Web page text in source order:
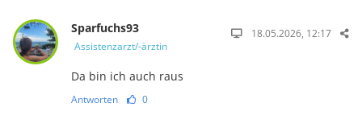
Sparfuchs93
Assistenzarzt/-ärztin
18.05.2026, 12:17
Da bin ich auch raus
Antworten 0